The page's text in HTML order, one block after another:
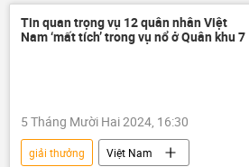
doanh nhân
Kinh tế
Tin quan trọng vụ 12 quân nhân Việt
Nam ‘mất tích’ trong vụ nổ ở Quân khu 7
5 Tháng Mười Hai 2024, 16:30
giải thưởng
Việt Nam